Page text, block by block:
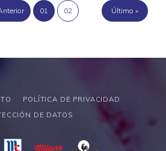
01 02 Último »
POLÍTICA DE PRIVACIDAD
DE DATOS